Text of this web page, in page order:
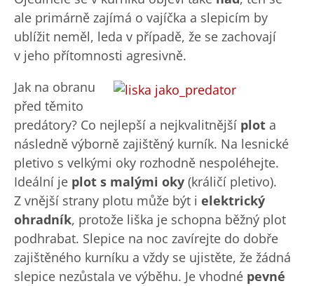
ale primárně zajímá o vajíčka a slepicím by
ublížit neměl, leda v případě, že se zachovají
v jeho přítomnosti agresivně.
Jak na obranu
před těmito
predátory? Co nejlepší a nejkvalitnější plot a
následně výborně zajištěný kurník. Na lesnické
pletivo s velkými oky rozhodně nespoléhejte.
Ideální je plot s malými oky (králičí pletivo).
Z vnější strany plotu může být i elektrický
ohradník, protože liška je schopna běžný plot
podhrabat. Slepice na noc zavírejte do dobře
zajištěného kurníku a vždy se ujistěte, že žádná
slepice nezůstala ve výběhu. Je vhodné pevné